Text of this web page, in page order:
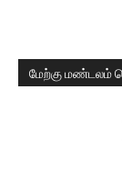
மேற்கு மண்டலம்